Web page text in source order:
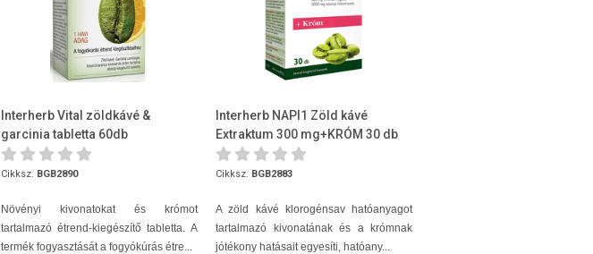
Interherb Vital zöldkávé &
garcinia tabletta 60db
Cikksz. BGB2890
Növényi kivonatokat és krómot
tartalmazó étrend-kiegészítő tabletta. A
termék fogyasztását a fogyókúrás étre...
Interherb NAPI1 Zöld kávé
Extraktum 300 mg+KRÓM 30 db
Cikksz. BGB2883
A zöld kávé klorogénsav hatóanyagot
tartalmazó kivonatának és a krómnak
jótékony hatásait egyesíti, hatóany...